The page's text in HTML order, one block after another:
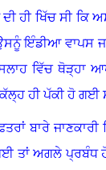
ਹੀ ਖਿੱਚ ਸੀ
ਇੰਡੀਆ ਵਾਪਸ
ਵਿੱਚ ਥੋੜ੍ਹਾ
ਕੱਲ੍ਹ ਹੀ ਪੱਕੀ ਹੋ ਗਈ
ਬਾਰੇ ਜਾਣਕਾਰੀ
ਤਾਂ ਅਗਲੇ ਪ੍ਰਬੰਧ